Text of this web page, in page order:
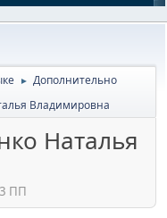
► Дополнительно
Владимировна
Наталья
ПП